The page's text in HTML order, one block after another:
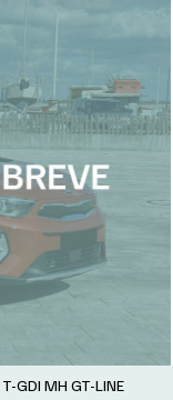
GDI MH GT-LINE